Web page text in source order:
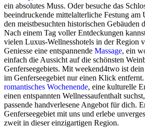
ein absolutes Muss. Oder besuche das
beeindruckende mittelalterliche Festung am
den meistbesuchten historischen Gebäuden
Nach einem Tag voller Entdeckungen
vielen Luxus-Wellnesshotels in der Region
Geniesse eine entspannende Massage, ein
einfach die Aussicht auf die schönsten
Genferseegebiets. Mit weekend4two ist
im Genferseegebiet nur einen Klick
romantisches Wochenende, eine kulturelle
einen entspannten Wellnessaufenthalt
passende handverlesene Angebot für dich.
Genferseegebiet mit uns und erlebe
zweit in dieser einzigartigen Region.